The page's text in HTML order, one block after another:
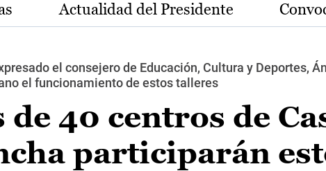
Actualidad del Presidente
el consejero de Educación, Cultura y Deportes,
el funcionamiento de estos talleres
de 40 centros de
participarán